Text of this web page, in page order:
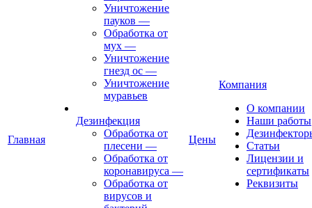
Главная
Уничтожение
пауков —
Обработка от
мух —
Уничтожение
гнезд ос —
Уничтожение
муравьев
Дезинфекция
Обработка от
плесени —
Обработка от
коронавируса —
Обработка от
вирусов и
Цены
Компания
О компании
Наши работы
Статьи
Лицензии и
сертификаты
Реквизиты